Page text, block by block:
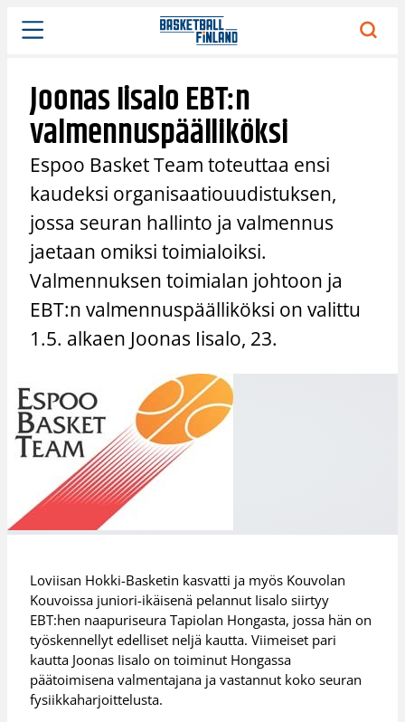
Siirry
sisältöön
Joonas Iisalo EBT:n
valmennuspäälliköksi
Espoo Basket Team toteuttaa ensi
kaudeksi organisaatiouudistuksen,
jossa seuran hallinto ja valmennus
jaetaan omiksi toimialoiksi.
Valmennuksen toimialan johtoon ja
EBT:n valmennuspäälliköksi on valittu
1.5. alkaen Joonas Iisalo, 23.
Loviisan Hokki-Basketin kasvatti ja myös Kouvolan
Kouvoissa juniori-ikäisenä pelannut Iisalo siirtyy
EBT:hen naapuriseura Tapiolan Hongasta, jossa hän on
työskennellyt edelliset neljä kautta. Viimeiset pari
kautta Joonas Iisalo on toiminut Hongassa
päätoimisena valmentajana ja vastannut koko seuran
fysiikkaharjoittelusta.